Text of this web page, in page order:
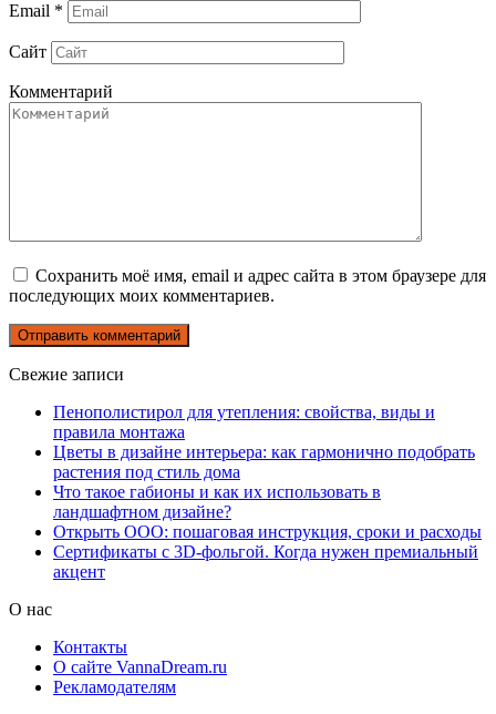
Email *
Сайт
Комментарий
Сохранить моё имя, email и адрес сайта в этом браузере для
последующих моих комментариев.
Свежие записи
Пенополистирол для утепления: свойства, виды и
правила монтажа
Цветы в дизайне интерьера: как гармонично подобрать
растения под стиль дома
Что такое габионы и как их использовать в
ландшафтном дизайне?
Открыть ООО: пошаговая инструкция, сроки и расходы
Сертификаты с 3D-фольгой. Когда нужен премиальный
акцент
О нас
Контакты
О сайте VannaDream.ru
Рекламодателям